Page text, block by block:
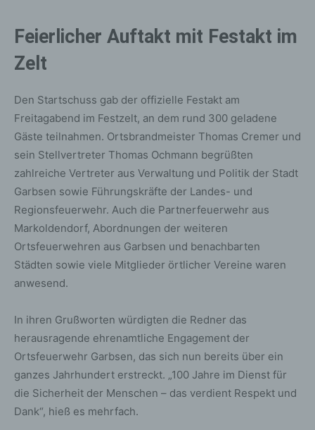
Feierlicher Auftakt mit Festakt im
Zelt
Den Startschuss gab der offizielle Festakt am
Freitagabend im Festzelt, an dem rund 300 geladene
Gäste teilnahmen. Ortsbrandmeister Thomas Cremer und
sein Stellvertreter Thomas Ochmann begrüßten
zahlreiche Vertreter aus Verwaltung und Politik der Stadt
Garbsen sowie Führungskräfte der Landes- und
Regionsfeuerwehr. Auch die Partnerfeuerwehr aus
Markoldendorf, Abordnungen der weiteren
Ortsfeuerwehren aus Garbsen und benachbarten
Städten sowie viele Mitglieder örtlicher Vereine waren
anwesend.
In ihren Grußworten würdigten die Redner das
herausragende ehrenamtliche Engagement der
Ortsfeuerwehr Garbsen, das sich nun bereits über ein
ganzes Jahrhundert erstreckt. „100 Jahre im Dienst für
die Sicherheit der Menschen – das verdient Respekt und
Dank“, hieß es mehrfach.